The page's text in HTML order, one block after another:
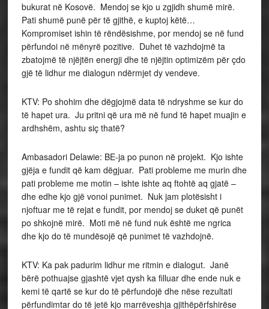
bukurat në Kosovë. Mendoj se kjo u zgjidh shumë mirë.
Pati shumë punë për të gjithë, e kuptoj këtë…
Kompromiset ishin të rëndësishme, por mendoj se në fund
përfundoi në mënyrë pozitive. Duhet të vazhdojmë ta
zbatojmë të njëjtën energji dhe të njëjtin optimizëm për çdo
gjë të lidhur me dialogun ndërmjet dy vendeve.
KTV: Po shohim dhe dëgjojmë data të ndryshme se kur do
të hapet ura. Ju pritni që ura më në fund të hapet muajin e
ardhshëm, ashtu siç thatë?
Ambasadori Delawie: BE-ja po punon në projekt. Kjo ishte
gjëja e fundit që kam dëgjuar. Pati probleme me murin dhe
pati probleme me motin – ishte ishte aq ftohtë aq gjatë –
dhe edhe kjo gjë vonoi punimet. Nuk jam plotësisht i
njoftuar me të rejat e fundit, por mendoj se duket që punët
po shkojnë mirë. Moti më në fund nuk është me ngrica
dhe kjo do të mundësojë që punimet të vazhdojnë.
KTV: Ka pak padurim lidhur me ritmin e dialogut. Janë
bërë pothuajse gjashtë vjet qysh ka filluar dhe ende nuk e
kemi të qartë se kur do të përfundojë dhe nëse rezultati
përfundimtar do të jetë kjo marrëveshja gjithëpërfshirëse